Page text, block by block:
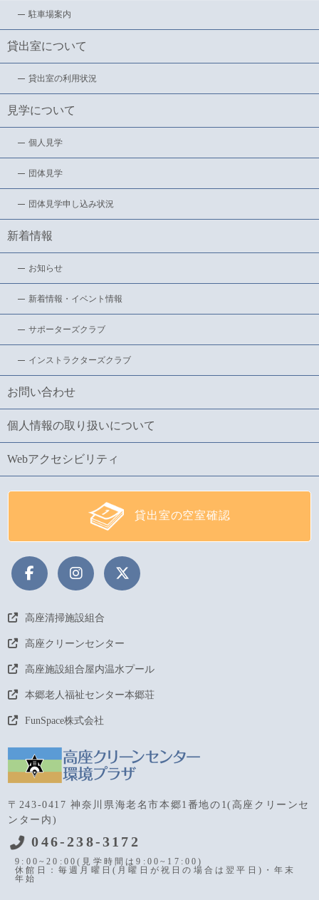
駐車場案内
貸出室について
貸出室の利用状況
見学について
個人見学
団体見学
団体見学申し込み状況
新着情報
お知らせ
新着情報・イベント情報
サポーターズクラブ
インストラクターズクラブ
お問い合わせ
個人情報の取り扱いについて
Webアクセシビリティ
貸出室の空室確認
高座清掃施設組合
高座クリーンセンター
高座施設組合屋内温水プール
本郷老人福祉センター本郷荘
FunSpace株式会社
〒243-0417 神奈川県海老名市本郷1番地の1(高座クリーンセ
ンター内)
046-238-3172
9:00~20:00(見学時間は9:00~17:00)
休館日：毎週月曜日(月曜日が祝日の場合は翌平日)・年末
年始